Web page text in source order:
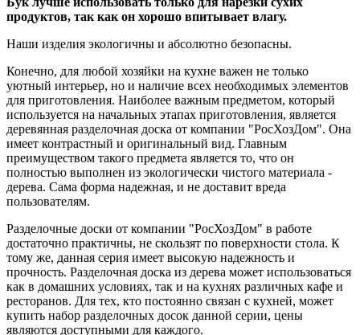
продуктов, так как он хорошо впитывает влагу.
Наши изделия экологичны и абсолютно безопасны.
Конечно, для любой хозяйки на кухне важен не только
уютный интерьер, но и наличие всех необходимых элементов
для приготовления. Наиболее важным предметом, который
используется на начальных этапах приготовления, является
деревянная разделочная доска от компании "РосХозДом". Она
имеет контрастный и оригинальный вид. Главным
преимуществом такого предмета является то, что он
полностью выполнен из экологически чистого материала -
дерева. Сама форма надежная, и не доставит вреда
пользователям.
Разделочные доски от компании "РосХозДом" в работе
достаточно практичны, не скользят по поверхности стола. К
тому же, данная серия имеет высокую надежность и
прочность. Разделочная доска из дерева может использоваться
как в домашних условиях, так и на кухнях различных кафе и
ресторанов. Для тех, кто постоянно связан с кухней, может
купить набор разделочных досок данной серии, цены
являются доступными для каждого.